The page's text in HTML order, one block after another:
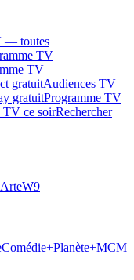
— toutes
TV
TV
gratuitAudiences TV
gratuitProgramme TV
TV ce soirRechercher
ArteW9
Comédie+Planète+MCM